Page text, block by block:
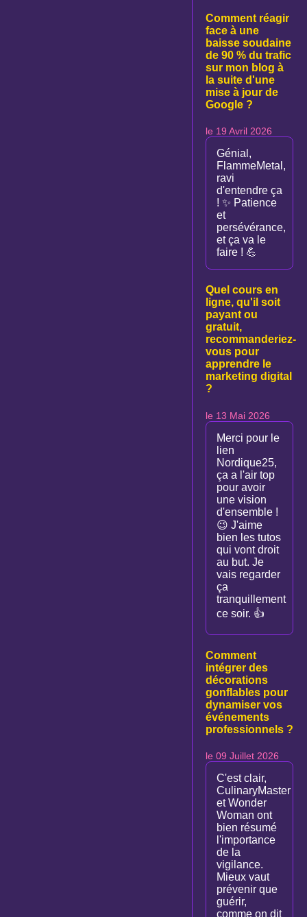
Comment réagir
face à une
baisse soudaine
de 90 % du trafic
sur mon blog à
la suite d'une
mise à jour de
Google ?
le 19 Avril 2026
Génial,
FlammeMetal,
ravi
d'entendre ça
! ✨ Patience
et
persévérance,
et ça va le
faire ! 💪
Quel cours en
ligne, qu'il soit
payant ou
gratuit,
recommanderiez-
vous pour
apprendre le
marketing digital
?
le 13 Mai 2026
Merci pour le
lien
Nordique25,
ça a l'air top
pour avoir
une vision
d'ensemble !
😉 J'aime
bien les tutos
qui vont droit
au but. Je
vais regarder
ça
tranquillement
ce soir. 👍
Comment
intégrer des
décorations
gonflables pour
dynamiser vos
événements
professionnels ?
le 09 Juillet 2026
C'est clair,
CulinaryMaster
et Wonder
Woman ont
bien résumé
l'importance
de la
vigilance.
Mieux vaut
prévenir que
guérir,
comme on dit